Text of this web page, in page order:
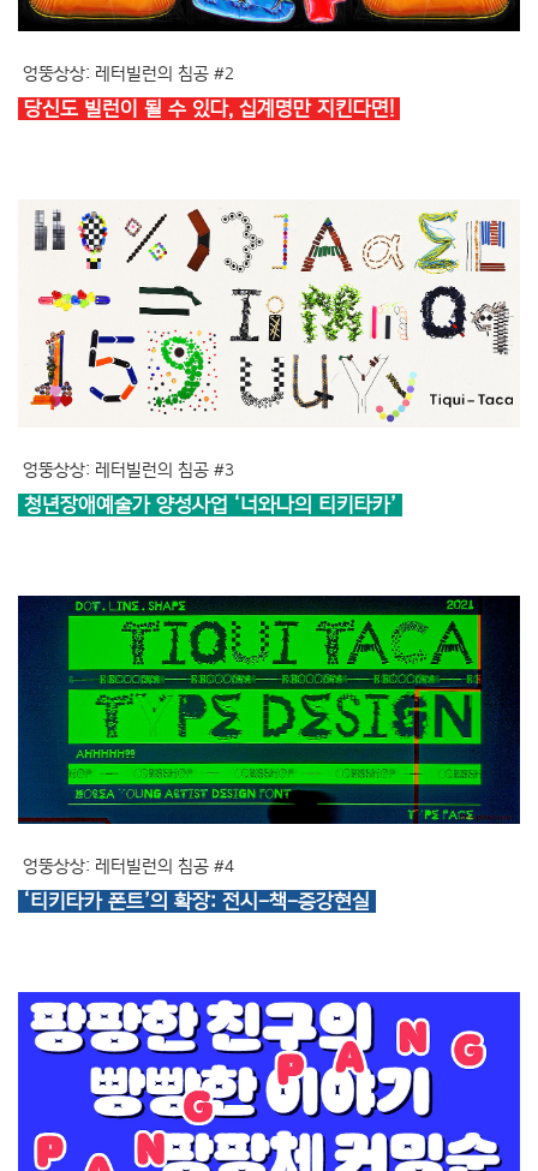
엉뚱상상: 레터빌런의 침공 #2
당신도 빌런이 될 수 있다, 십계명만 지킨다면!
엉뚱상상: 레터빌런의 침공 #3
청년장애예술가 양성사업 ‘너와나의 티키타카’
엉뚱상상: 레터빌런의 침공 #4
‘티키타카 폰트’의 확장: 전시-책-증강현실